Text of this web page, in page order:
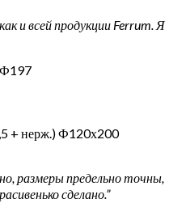
и всей продукции Ferrum. Я
Ф197
+ нерж.) Ф120х200
размеры предельно точны,
сделано.”